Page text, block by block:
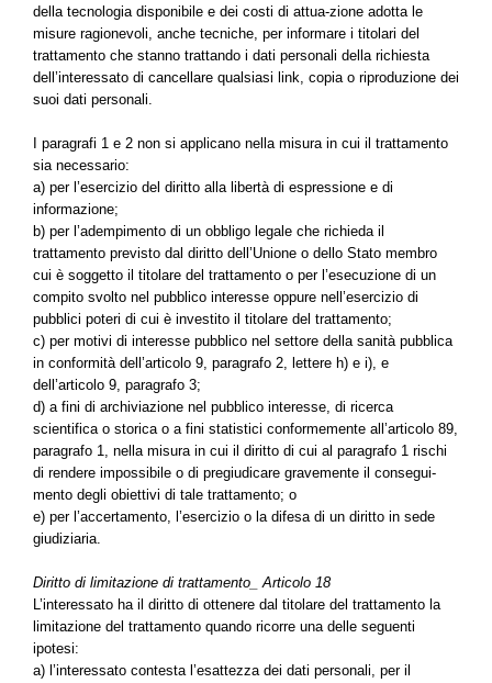
della tecnologia disponibile e dei costi di attua-zione adotta le
misure ragionevoli, anche tecniche, per informare i titolari del
trattamento che stanno trattando i dati personali della richiesta
dell’interessato di cancellare qualsiasi link, copia o riproduzione dei
suoi dati personali.
I paragrafi 1 e 2 non si applicano nella misura in cui il trattamento
sia necessario:
a) per l’esercizio del diritto alla libertà di espressione e di
informazione;
b) per l’adempimento di un obbligo legale che richieda il
trattamento previsto dal diritto dell’Unione o dello Stato membro
cui è soggetto il titolare del trattamento o per l’esecuzione di un
compito svolto nel pubblico interesse oppure nell’esercizio di
pubblici poteri di cui è investito il titolare del trattamento;
c) per motivi di interesse pubblico nel settore della sanità pubblica
in conformità dell’articolo 9, paragrafo 2, lettere h) e i), e
dell’articolo 9, paragrafo 3;
d) a fini di archiviazione nel pubblico interesse, di ricerca
scientifica o storica o a fini statistici conformemente all’articolo 89,
paragrafo 1, nella misura in cui il diritto di cui al paragrafo 1 rischi
di rendere impossibile o di pregiudicare gravemente il consegui-
mento degli obiettivi di tale trattamento; o
e) per l’accertamento, l’esercizio o la difesa di un diritto in sede
giudiziaria.
Diritto di limitazione di trattamento_ Articolo 18
L’interessato ha il diritto di ottenere dal titolare del trattamento la
limitazione del trattamento quando ricorre una delle seguenti
ipotesi:
a) l’interessato contesta l’esattezza dei dati personali, per il